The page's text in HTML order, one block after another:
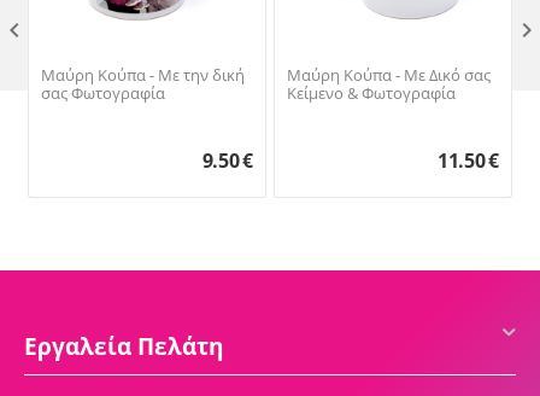
Μαύρη Κούπα - Με την δική
σας Φωτογραφία
9.50€
Μαύρη Κούπα - Με Δικό σας
Κείμενο & Φωτογραφία
11.50€
 
Εργαλεία Πελάτη